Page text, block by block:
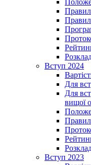
Вступ 2024
Для
Для
вищої
Вступ 2023